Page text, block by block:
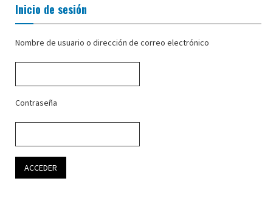
Inicio de sesión
Nombre de usuario o dirección de correo electrónico
Contraseña